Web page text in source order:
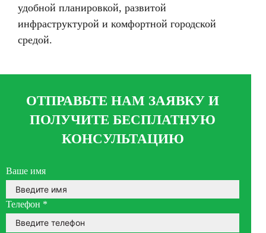
удобной планировкой, развитой
инфраструктурой и комфортной городской
средой.
ОТПРАВЬТЕ НАМ ЗАЯВКУ И
ПОЛУЧИТЕ БЕСПЛАТНУЮ
КОНСУЛЬТАЦИЮ
Ваше имя
Телефон *